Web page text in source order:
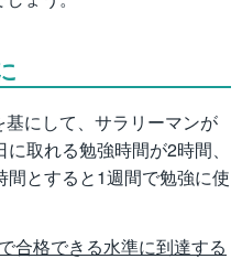
にして、サラリーマンが
取れる勉強時間が2時間、
とすると1週間で勉強に使
合格できる水準に到達する